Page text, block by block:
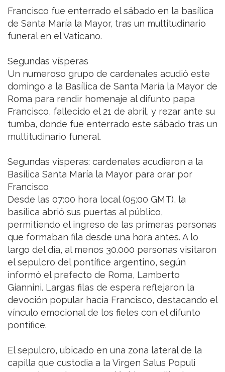
Francisco fue enterrado el sábado en la basílica
de Santa María la Mayor, tras un multitudinario
funeral en el Vaticano.
Segundas vísperas
Un numeroso grupo de cardenales acudió este
domingo a la Basílica de Santa María la Mayor de
Roma para rendir homenaje al difunto papa
Francisco, fallecido el 21 de abril, y rezar ante su
tumba, donde fue enterrado este sábado tras un
multitudinario funeral.
Segundas vísperas: cardenales acudieron a la
Basílica Santa María la Mayor para orar por
Francisco
Desde las 07:00 hora local (05:00 GMT), la
basílica abrió sus puertas al público,
permitiendo el ingreso de las primeras personas
que formaban fila desde una hora antes. A lo
largo del día, al menos 30.000 personas visitaron
el sepulcro del pontífice argentino, según
informó el prefecto de Roma, Lamberto
Giannini. Largas filas de espera reflejaron la
devoción popular hacia Francisco, destacando el
vínculo emocional de los fieles con el difunto
pontífice.
El sepulcro, ubicado en una zona lateral de la
capilla que custodia a la Virgen Salus Populi